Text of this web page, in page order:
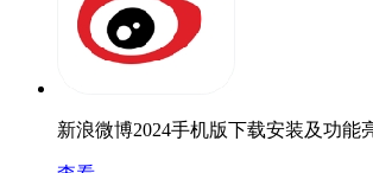
新浪微博2024手机版下载安装及功能